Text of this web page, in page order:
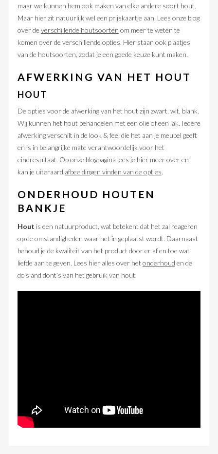
maar we kunnen hem ook maken van elke andere soort hout.
Maar hier zit natuurlijk wel een prijskaartje aan. Lees onze blog
over de verschillende houtsoorten om meer te weten te
komen over de verschillende opties. Hier staan ook plaatjes
van de houtsoorten, zodat je een goede keuze kunt maken.
AFWERKING VAN HET HOUT
HOUT
De opties voor de afwerking van het hout zijn zwart, wit, blank.
Wij kunnen het hout behandelen met een olie of een lak. Iedere
afwerking verschilt in de look & feel die het aan je meubel geeft
en is in belangrijke mate verantwoordelijk voor het
eindresultaat. Op onze blogpagina lees je hier meer over en
kan je uiteraard afbeeldingen vinden van de opties.
ONDERHOUD HOUTEN
BANKJE
Hout is een natuurproduct, wat betekent dat het zal reageren
op de omstandigheden waar het in geplaatst wordt. Daarnaast
behoud je de kwaliteit van het product door er af en toe wat
liefde aan te geven. Lees hier alles over het onderhoud en de
do’s and dont’s van het gebruik van hout.